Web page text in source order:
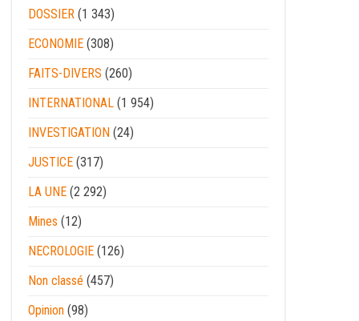
DOSSIER (1 343)
ECONOMIE (308)
FAITS-DIVERS (260)
INTERNATIONAL (1 954)
INVESTIGATION (24)
JUSTICE (317)
LA UNE (2 292)
Mines (12)
NECROLOGIE (126)
Non classé (457)
Opinion (98)